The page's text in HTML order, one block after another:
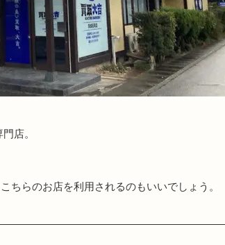
店。
ちらのお店を利用されるのもいいでしょう。